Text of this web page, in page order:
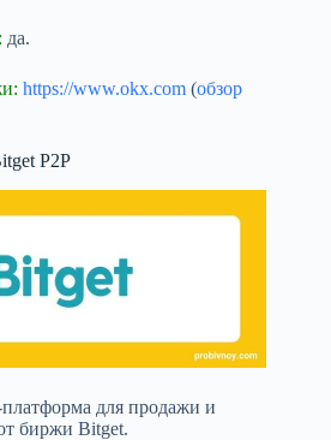
да.
https://www.okx.com (обзор
P2P
для продажи и
биржи Bitget.